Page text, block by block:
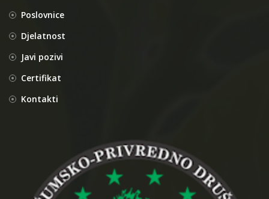
Poslovnice
Djelatnost
Javi pozivi
Certifikat
Kontakti